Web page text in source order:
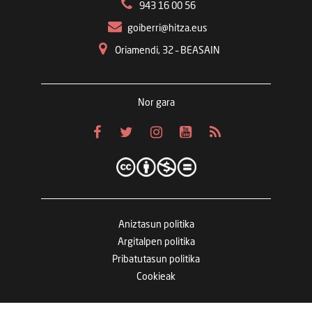
943 16 00 56
goiberri@hitza.eus
Oriamendi, 32 – BEASAIN
Nor gara
Aniztasun politika
Argitalpen politika
Pribatutasun politika
Cookieak